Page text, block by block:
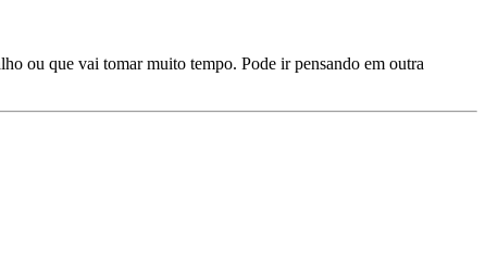
ou que vai tomar muito tempo. Pode ir pensando em outra